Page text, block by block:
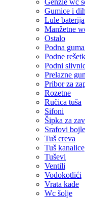
Genzle wc
Gumice i
Lule baterija
Manžetne
Ostalo
Podna
Podne
Podni
Prelazne
Pribor za
Rozetne
Ručica tuša
Sifoni
Šipka za
Srafovi
Tuš creva
Tuš kanalice
Tuševi
Ventili
Vodokotlići
Vrata kade
Wc šolje